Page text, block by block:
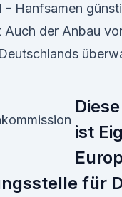
- Hanfsamen
Auch der Anbau
ist
für